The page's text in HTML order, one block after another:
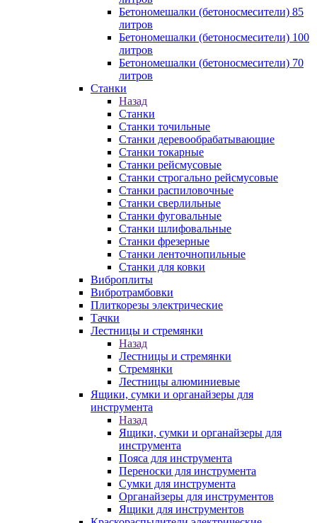
Бетономешалки (бетоносмесители) 85
литров
Бетономешалки (бетоносмесители) 100
литров
Бетономешалки (бетоносмесители) 70
литров
Станки
Назад
Станки
Станки точильные
Станки деревообрабатывающие
Станки токарные
Станки рейсмусовые
Станки строгально рейсмусовые
Станки распиловочные
Станки сверлильные
Станки фуговальные
Станки шлифовальные
Станки фрезерные
Станки ленточнопильные
Станки для ковки
Виброплиты
Вибротрамбовки
Плиткорезы электрические
Тачки
Лестницы и стремянки
Назад
Лестницы и стремянки
Стремянки
Лестницы алюминиевые
Ящики, сумки и органайзеры для
инструмента
Назад
Ящики, сумки и органайзеры для
инструмента
Пояса для инструмента
Переноски для инструмента
Сумки для инструмента
Органайзеры для инструментов
Ящики для инструментов